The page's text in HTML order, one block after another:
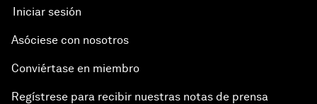
Iniciar sesión
Asóciese con nosotros
Conviértase en miembro
Regístrese para recibir nuestras notas de prensa